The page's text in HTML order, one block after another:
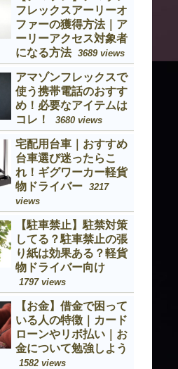
フレックスアーリーオ
ファーの獲得方法｜ア
ーリーアクセス対象者
になる方法
3689 views
アマゾンフレックスで
使う携帯電話のおすす
め！必要なアイテムは
コレ！
3680 views
宅配用台車｜おすすめ
台車選び迷ったらこ
れ！ギグワーカー軽貨
物ドライバー
3217
views
【駐車禁止】駐禁対策
してる？駐車禁止の張
り紙は効果ある？軽貨
物ドライバー向け
1797 views
【お金】借金で困って
いる人の特徴｜カード
ローンやリボ払い｜お
金について勉強しよう
1582 views